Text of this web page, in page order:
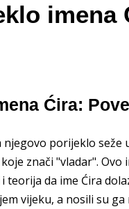
imena
Ćira:
porijeklo
znači "vladar".
teorija da ime Ćira
vijeku, a nosili su